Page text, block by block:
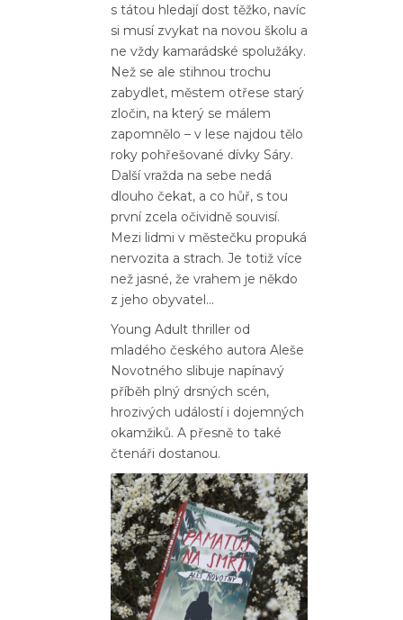
s tátou hledají dost těžko, navíc
si musí zvykat na novou školu a
ne vždy kamarádské spolužáky.
Než se ale stihnou trochu
zabydlet, městem otřese starý
zločin, na který se málem
zapomnělo – v lese najdou tělo
roky pohřešované dívky Sáry.
Další vražda na sebe nedá
dlouho čekat, a co hůř, s tou
první zcela očividně souvisí.
Mezi lidmi v městečku propuká
nervozita a strach. Je totiž více
než jasné, že vrahem je někdo
z jeho obyvatel…
Young Adult thriller od
mladého českého autora Aleše
Novotného slibuje napínavý
příběh plný drsných scén,
hrozivých událostí i dojemných
okamžiků. A přesně to také
čtenáři dostanou.